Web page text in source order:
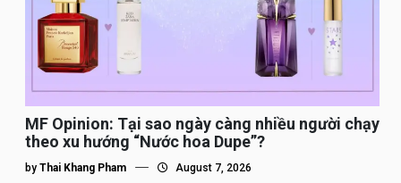
MF Opinion: Tại sao ngày càng nhiều người chạy
theo xu hướng “Nước hoa Dupe”?
by Thai Khang Pham August 7, 2026